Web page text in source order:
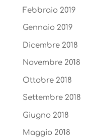
Febbraio 2019
Gennaio 2019
Dicembre 2018
Novembre 2018
Ottobre 2018
Settembre 2018
Giugno 2018
Maggio 2018